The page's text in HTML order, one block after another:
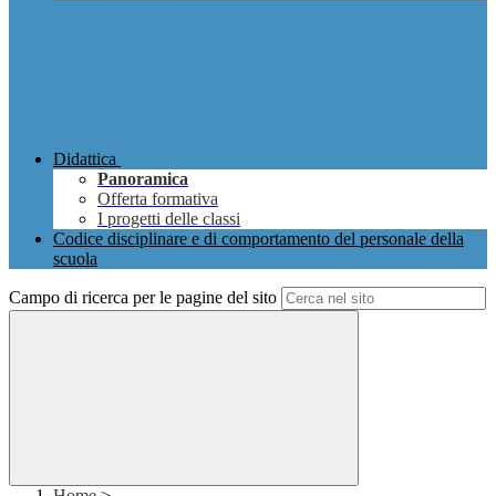
Didattica
Panoramica
Offerta formativa
I progetti delle classi
Codice disciplinare e di comportamento del personale della
scuola
Campo di ricerca per le pagine del sito